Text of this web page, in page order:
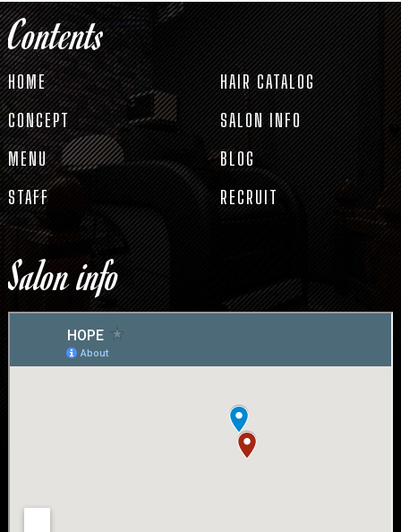
Contents
HOME
CONCEPT
MENU
STAFF
HAIR CATALOG
SALON INFO
BLOG
RECRUIT
Salon info